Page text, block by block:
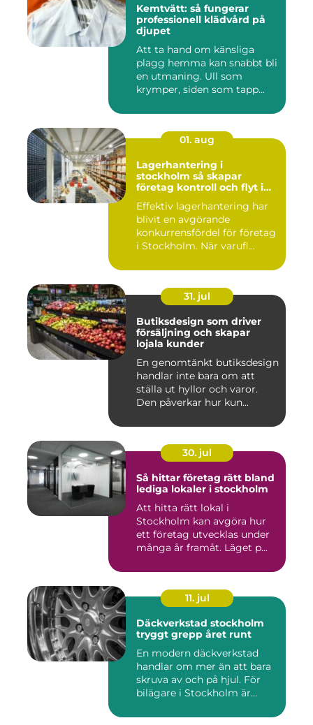
Kemtvätt: så fungerar
professionell klädvård på
djupet
Att ta hand om känsliga
plagg hemma kan snabbt bli
en utmaning. Ull som
krymper, siden som tapp...
01. aug
Lagerhantering i
stockholm så skapar
företag kontroll och flyt i
Effektiv lagerhantering har
blivit en avgörande
konkurrensfördel för företag
i Stockholm. När varufl...
31. jul
Butiksdesign som driver
försäljning och skapar
lojala kunder
En genomtänkt butiksdesign
handlar inte bara om att
ställa ut hyllor och varor.
Den påverkar hur kun...
30. jul
Så hittar företag rätt bland
lediga lokaler i stockholm
Att hitta rätt lokal i
Stockholm kan avgöra hur
ett företag utvecklas under
många år framåt. Läget p...
11. jul
Däckverkstad stockholm
tryggt grepp året runt
En modern däckverkstad
handlar om mer än att bara
skruva av och på hjul. För
bilägare i Stockholm är...